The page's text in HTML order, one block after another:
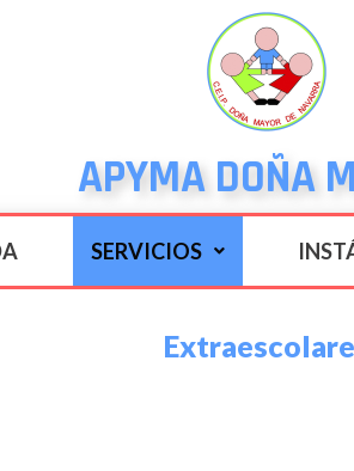
APYMA DOÑA
SERVICIOS